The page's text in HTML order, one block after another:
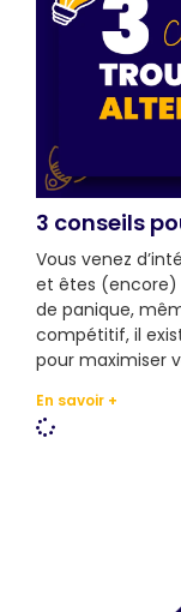
3 conseils
Vous venez
et êtes (encore)
de panique,
compétitif, il
pour maximiser
En savoir +